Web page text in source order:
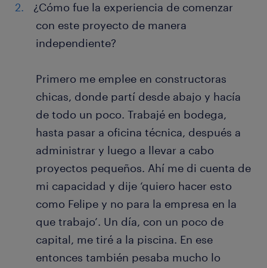
¿Cómo fue la experiencia de comenzar
con este proyecto de manera
independiente?
Primero me emplee en constructoras
chicas, donde partí desde abajo y hacía
de todo un poco. Trabajé en bodega,
hasta pasar a oficina técnica, después a
administrar y luego a llevar a cabo
proyectos pequeños. Ahí me di cuenta de
mi capacidad y dije ‘quiero hacer esto
como Felipe y no para la empresa en la
que trabajo’. Un día, con un poco de
capital, me tiré a la piscina. En ese
entonces también pesaba mucho lo